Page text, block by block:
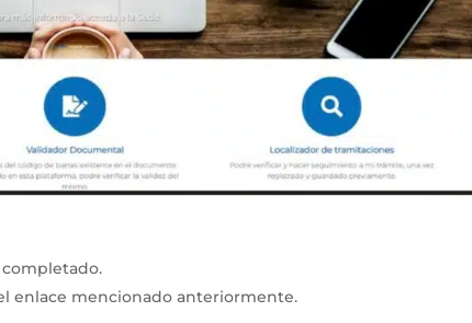
enlace mencionado anteriormente.